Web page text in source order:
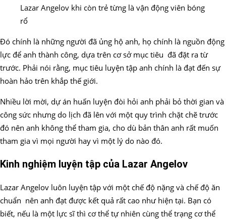
Lazar Angelov khi còn trẻ từng là vận động viên bóng
rổ
Đó chính là những người đã ủng hộ anh, họ chính là nguồn động
lực để anh thành công, dựa trên cơ sở mục tiêu đã đặt ra từ
trước. Phải nói rằng, mục tiêu luyện tập anh chính là đạt đến sự
hoàn hảo trên khắp thế giới.
Nhiều lời mời, dự án huấn luyện đòi hỏi anh phải bỏ thời gian và
công sức nhưng do lịch đã lên với một quy trình chặt chẽ trước
đó nên anh không thể tham gia, cho dù bản thân anh rất muốn
tham gia vì mọi người hay vì một lý do nào đó.
Kinh nghiệm luyện tập của Lazar Angelov
Lazar Angelov luôn luyện tập với một chế độ nặng và chế độ ăn
chuẩn nên anh đạt được kết quả rất cao như hiện tại. Bạn có
biết, nếu là một lực sĩ thì cơ thể tự nhiên cùng thể trạng cơ thể